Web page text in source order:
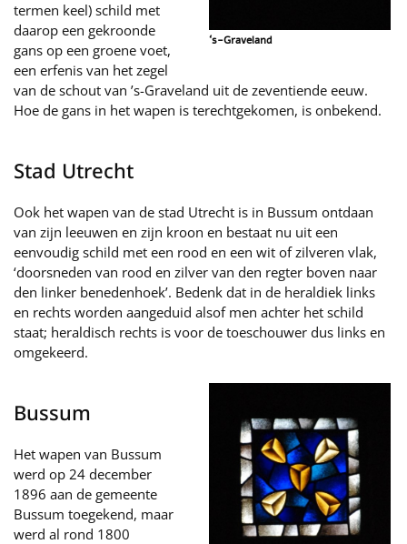
‘s-Graveland
termen keel) schild met
daarop een gekroonde
gans op een groene voet,
een erfenis van het zegel
van de schout van ’s-Graveland uit de zeventiende eeuw.
Hoe de gans in het wapen is terechtgekomen, is onbekend.
Stad Utrecht
Ook het wapen van de stad Utrecht is in Bussum ontdaan
van zijn leeuwen en zijn kroon en bestaat nu uit een
eenvoudig schild met een rood en een wit of zilveren vlak,
‘doorsneden van rood en zilver van den regter boven naar
den linker benedenhoek’. Bedenk dat in de heraldiek links
en rechts worden aangeduid alsof men achter het schild
staat; heraldisch rechts is voor de toeschouwer dus links en
omgekeerd.
Bussum
Het wapen van Bussum
werd op 24 december
1896 aan de gemeente
Bussum toegekend, maar
werd al rond 1800